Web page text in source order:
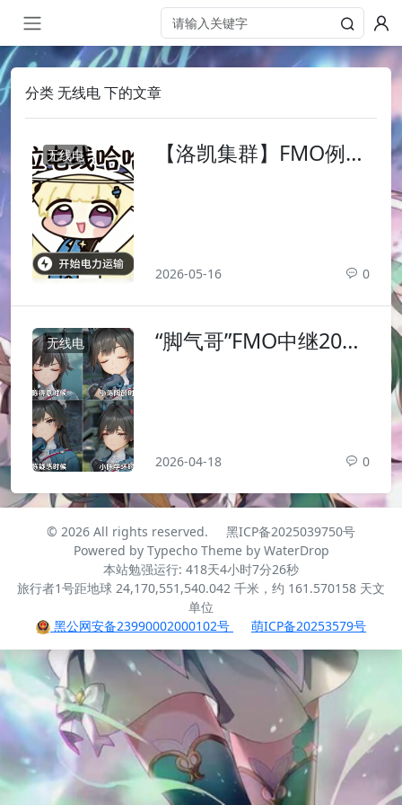
分类 无线电 下的文章
无线电
【洛凯集群】FMO例行
2026-05-16 0
无线电
“脚气哥”FMO中继2026
2026-04-18 0
© 2026 All rights reserved.
黑ICP备2025039750号
Powered by TypechoTheme by WaterDrop
本站勉强运行: 418天4小时7分26秒
旅行者1号距地球 24,170,551,540.042 千米，约 161.570158 天文
单位
黑公网安备23990002000102号
萌ICP备20253579号